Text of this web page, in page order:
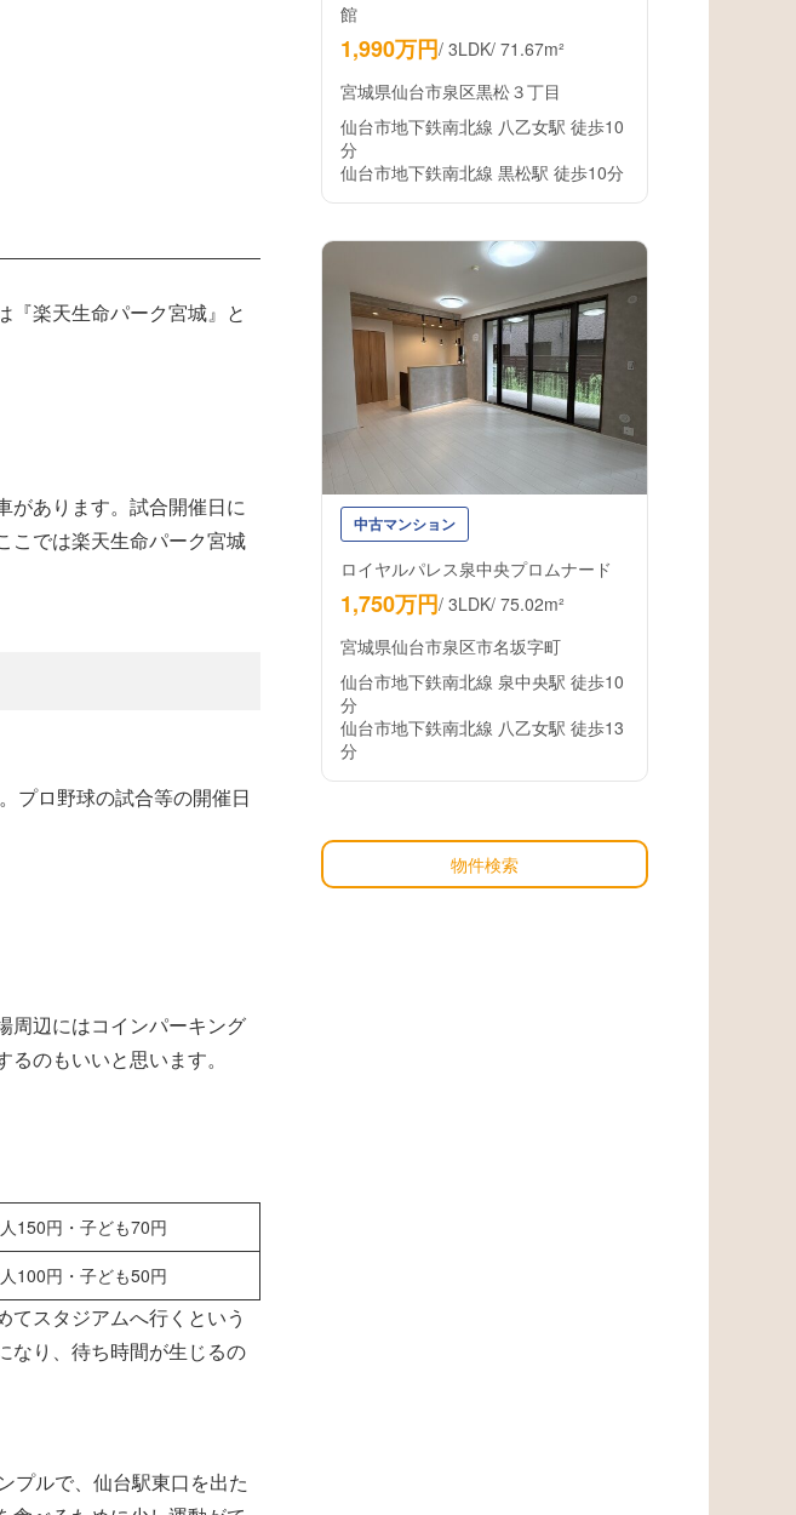
『楽天生命パーク宮城』と
があります。試合開催日に
こでは楽天生命パーク宮城
プロ野球の試合等の開催日
周辺にはコインパーキング
のもいいと思います。
150円・子ども70円
100円・子ども50円
てスタジアムへ行くという
なり、待ち時間が生じるの
プルで、仙台駅東口を出た
館
1,990万円/ 3LDK/ 71.67m²
宮城県仙台市泉区黒松３丁目
仙台市地下鉄南北線 八乙女駅 徒歩10
分
仙台市地下鉄南北線 黒松駅 徒歩10分
中古マンション
ロイヤルパレス泉中央プロムナード
1,750万円/ 3LDK/ 75.02m²
宮城県仙台市泉区市名坂字町
仙台市地下鉄南北線 泉中央駅 徒歩10
分
仙台市地下鉄南北線 八乙女駅 徒歩13
分
物件検索